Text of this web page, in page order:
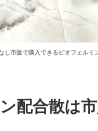
し市販で購入できるビオフェルミ
配合散は